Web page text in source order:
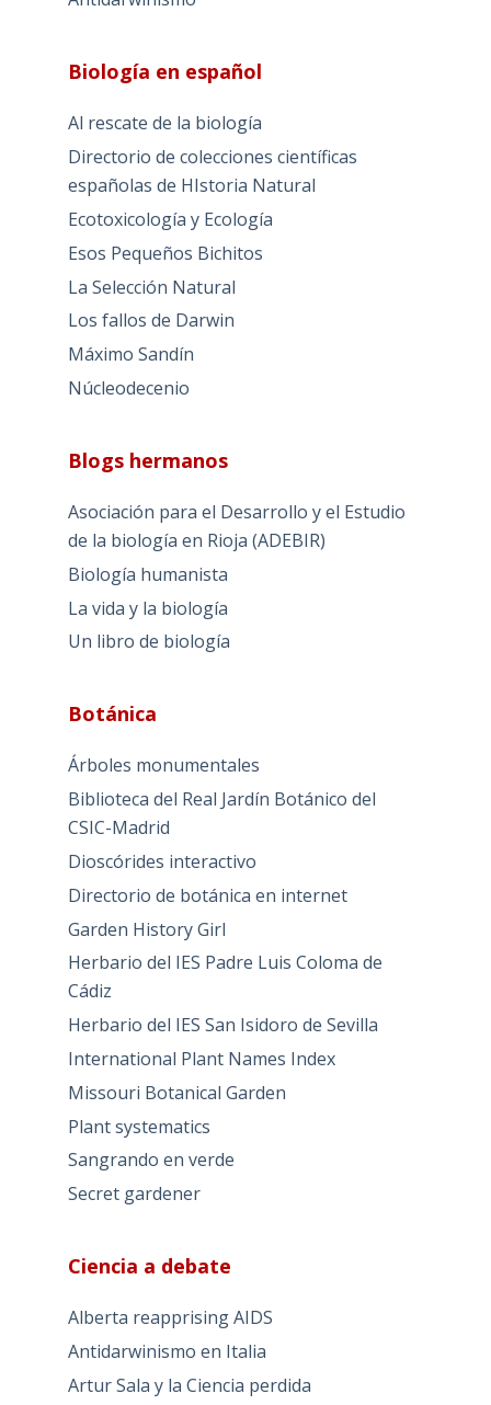
Biología en español
Al rescate de la biología
Directorio de colecciones científicas
españolas de HIstoria Natural
Ecotoxicología y Ecología
Esos Pequeños Bichitos
La Selección Natural
Los fallos de Darwin
Máximo Sandín
Núcleodecenio
Blogs hermanos
Asociación para el Desarrollo y el Estudio
de la biología en Rioja (ADEBIR)
Biología humanista
La vida y la biología
Un libro de biología
Botánica
Árboles monumentales
Biblioteca del Real Jardín Botánico del
CSIC-Madrid
Dioscórides interactivo
Directorio de botánica en internet
Garden History Girl
Herbario del IES Padre Luis Coloma de
Cádiz
Herbario del IES San Isidoro de Sevilla
International Plant Names Index
Missouri Botanical Garden
Plant systematics
Sangrando en verde
Secret gardener
Ciencia a debate
Alberta reapprising AIDS
Antidarwinismo en Italia
Artur Sala y la Ciencia perdida